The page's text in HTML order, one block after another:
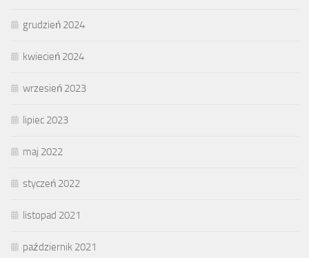
grudzień 2024
kwiecień 2024
wrzesień 2023
lipiec 2023
maj 2022
styczeń 2022
listopad 2021
październik 2021